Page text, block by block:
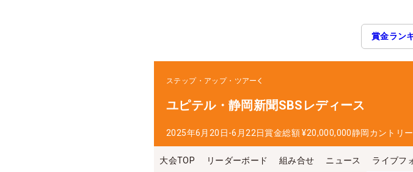
賞金ラン
ステップ・アップ・ツアー
ユピテル・静岡新聞SBSレディース
2025年6月20日-6月22日賞金総額 ¥20,000,000静岡カントリ
大会TOP リーダーボード 組み合せ ニュース ライブフ